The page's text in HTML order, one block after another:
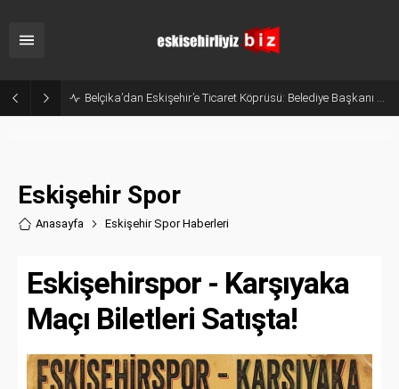
Eskişehir’in Gururu Elif Ertek Millî Takım Kampına Davet Edildi!
Eskişehir Spor
Anasayfa Eskişehir Spor Haberleri
Eskişehirspor - Karşıyaka
Maçı Biletleri Satışta!